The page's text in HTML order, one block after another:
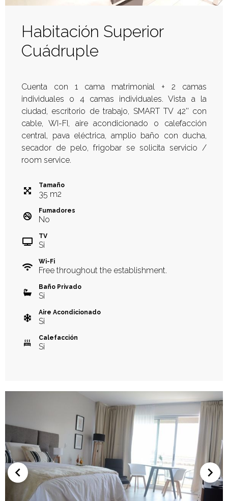
Habitación Superior
Cuádruple
Cuenta con 1 cama matrimonial + 2 camas
individuales o 4 camas individuales. Vista a la
ciudad, escritorio de trabajo, SMART TV 42'' con
cable, WI-FI, aire acondicionado o calefacción
central, pava eléctrica, amplio baño con ducha,
secador de pelo, frigobar se solicita servicio /
room service.
Tamaño
35 m2
Fumadores
No
TV
Si
Wi-Fi
Free throughout the establishment.
Baño Privado
Si
Aire Acondicionado
Si
Calefacción
Si